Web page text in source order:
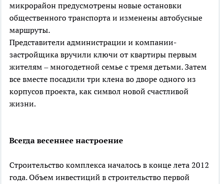
микрорайон предусмотрены новые остановки
общественного транспорта и изменены автобусные
маршруты.
Представители администрации и компании-
застройщика вручили ключи от квартиры первым
жителям – многодетной семье с тремя детьми. Затем
все вместе посадили три клена во дворе одного из
корпусов проекта, как символ новой счастливой
жизни.
Всегда весеннее настроение
Строительство комплекса началось в конце лета 2012
года. Объем инвестиций в строительство первой